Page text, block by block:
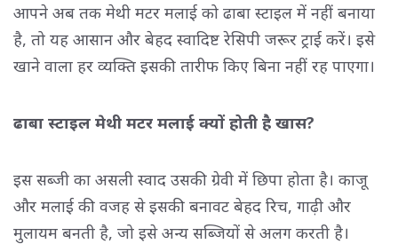
आपने अब तक मेथी मटर मलाई को ढाबा स्टाइल में नहीं बनाया
है, तो यह आसान और बेहद स्वादिष्ट रेसिपी जरूर ट्राई करें। इसे
खाने वाला हर व्यक्ति इसकी तारीफ किए बिना नहीं रह पाएगा।
ढाबा स्टाइल मेथी मटर मलाई क्यों होती है खास?
इस सब्जी का असली स्वाद उसकी ग्रेवी में छिपा होता है। काजू
और मलाई की वजह से इसकी बनावट बेहद रिच, गाढ़ी और
मुलायम बनती है, जो इसे अन्य सब्जियों से अलग करती है।